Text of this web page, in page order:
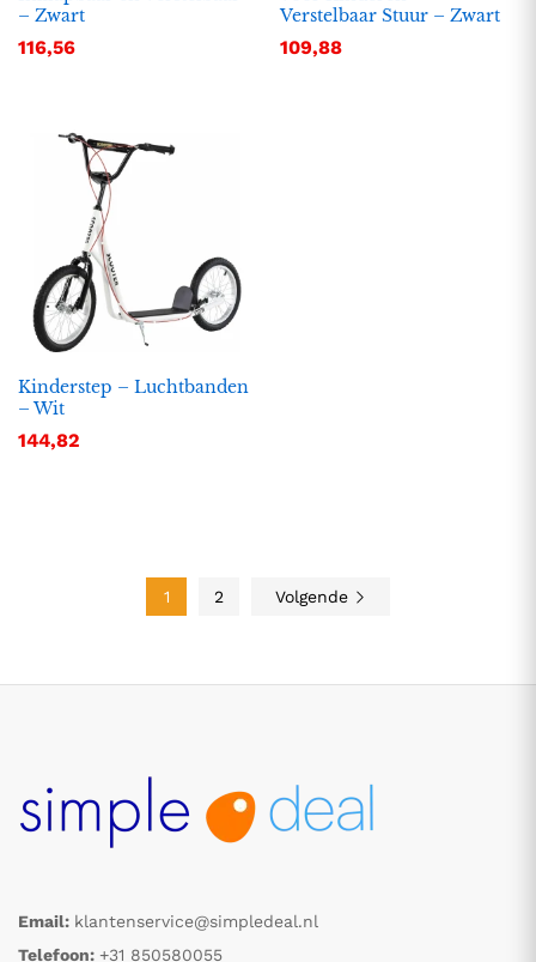
– Zwart
116,56
Verstelbaar Stuur – Zwart
109,88
Kinderstep – Luchtbanden
– Wit
144,82
1 2 Volgende
Email: klantenservice@simpledeal.nl
Telefoon: +31 850580055